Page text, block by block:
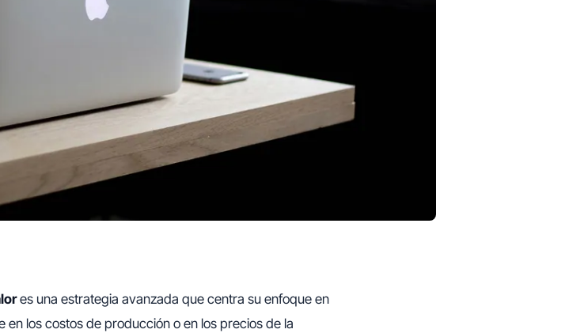
es una estrategia avanzada que centra su enfoque en
los costos de producción o en los precios de la